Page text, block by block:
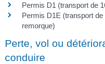
Permis D1 (transport de
Permis D1E (transport
remorque)
Perte, vol ou
conduire